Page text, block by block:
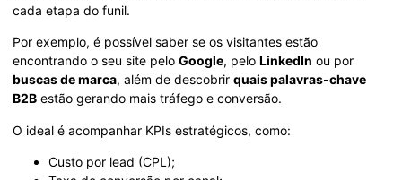
cada etapa do funil.
Por exemplo, é possível saber se os visitantes estão
encontrando o seu site pelo Google, pelo LinkedIn ou por
buscas de marca, além de descobrir quais palavras-chave
B2B estão gerando mais tráfego e conversão.
O ideal é acompanhar KPIs estratégicos, como:
Custo por lead (CPL);